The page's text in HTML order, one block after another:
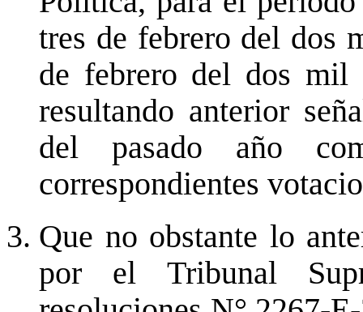
tres de febrero del dos
de febrero del dos mil
resultando anterior
del pasado año
correspondientes
Que no obstante lo
por el Tribunal